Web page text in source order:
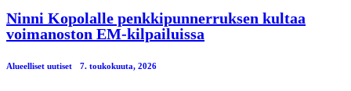
Ninni Kopolalle penkkipunnerruksen kultaa
voimanoston EM-kilpailuissa
Alueelliset uutiset 7. toukokuuta, 2026